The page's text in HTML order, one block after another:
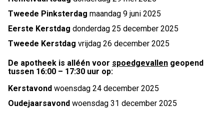
Tweede Pinksterdag maandag 9 juni 2025
Eerste Kerstdag donderdag 25 december 2025
Tweede Kerstdag vrijdag 26 december 2025
De apotheek is alléén voor spoedgevallen geopend
tussen 16:00 – 17:30 uur op:
Kerstavond woensdag 24 december 2025
Oudejaarsavond woensdag 31 december 2025